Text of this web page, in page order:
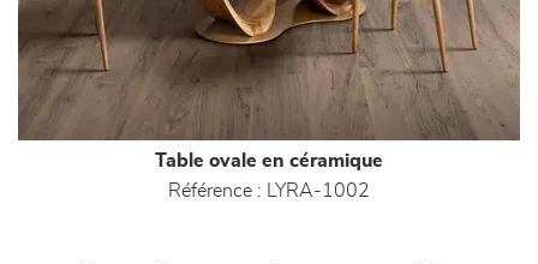
Table ovale en céramique
Référence : LYRA-1002